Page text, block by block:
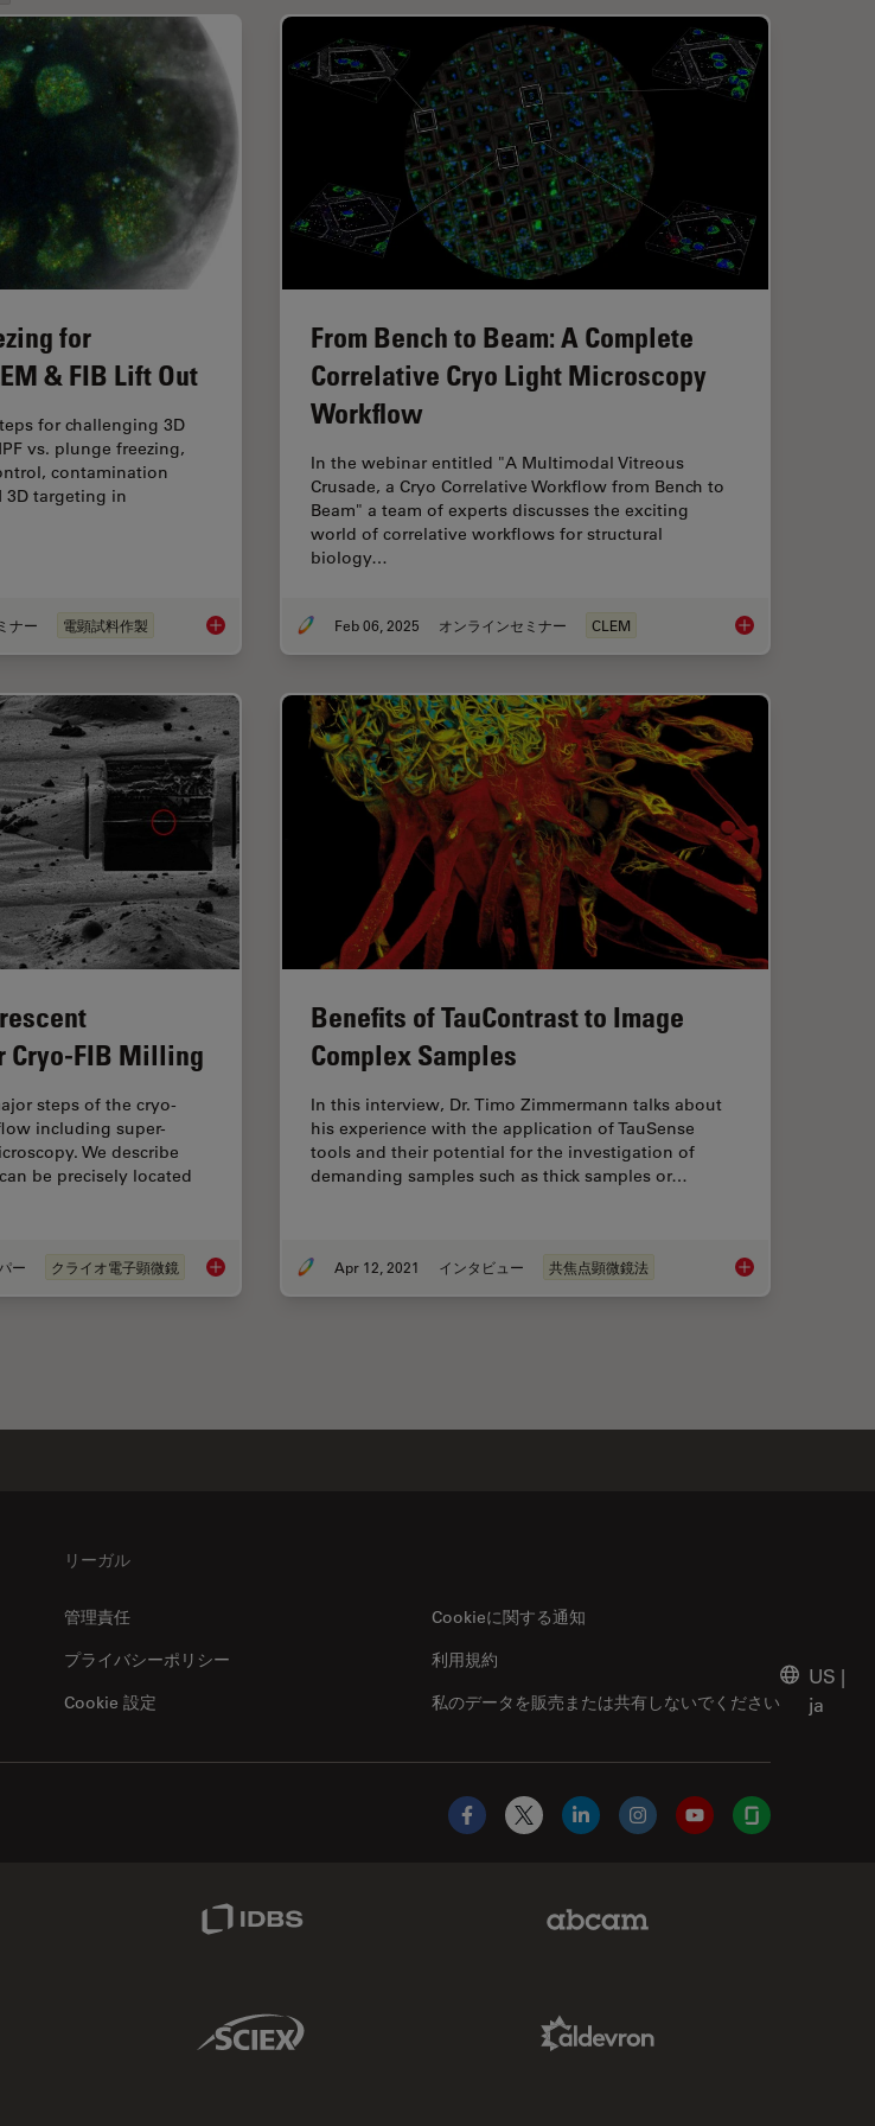
for
& FIB Lift Out
for challenging 3D
vs. plunge freezing,
contamination
3D targeting in
ナー 電顕試料作製 High-Pressure Freezing for Organoids: Cryo CLEM & FIB Lift Out
From Bench to Beam: A Complete
Correlative Cryo Light Microscopy
Workflow
In the webinar entitled "A Multimodal Vitreous
Crusade, a Cryo Correlative Workflow from Bench to
Beam" a team of experts discusses the exciting
world of correlative workflows for structural
biology…
Feb 06, 2025 オンラインセミナー CLEM From Bench to
Cryo-FIB Milling
steps of the cryo-
including super-
We describe
be precisely located
ー クライオ電子顕微鏡 How to Target Fluorescent Structures in 3D for Cryo-FIB Milling
Benefits of TauContrast to Image
Complex Samples
In this interview, Dr. Timo Zimmermann talks about
his experience with the application of TauSense
tools and their potential for the investigation of
demanding samples such as thick samples or…
Apr 12, 2021 インタビュー 共焦点顕微鏡法 Benefits of
リーガル
管理責任
Cookieに関する通知
プライバシーポリシー
私のデータを販売または共有しないでください
利用規約
Cookie 設定
US |
ja
Facebook
X LinkedInInstagramYouTubeGlassdoor
Sciex Link